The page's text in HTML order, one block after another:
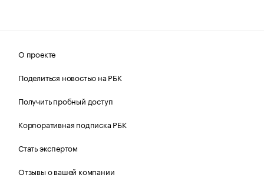
О проекте
Поделиться новостью на РБК
Получить пробный доступ
Корпоративная подписка РБК
Стать экспертом
Отзывы о вашей компании